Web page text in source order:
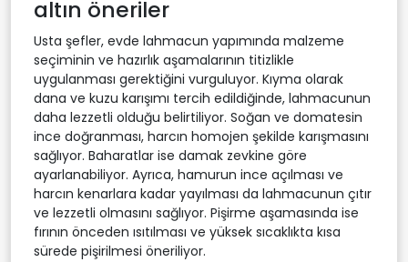
altın öneriler
Usta şefler, evde lahmacun yapımında malzeme
seçiminin ve hazırlık aşamalarının titizlikle
uygulanması gerektiğini vurguluyor. Kıyma olarak
dana ve kuzu karışımı tercih edildiğinde, lahmacunun
daha lezzetli olduğu belirtiliyor. Soğan ve domatesin
ince doğranması, harcın homojen şekilde karışmasını
sağlıyor. Baharatlar ise damak zevkine göre
ayarlanabiliyor. Ayrıca, hamurun ince açılması ve
harcın kenarlara kadar yayılması da lahmacunun çıtır
ve lezzetli olmasını sağlıyor. Pişirme aşamasında ise
fırının önceden ısıtılması ve yüksek sıcaklıkta kısa
sürede pişirilmesi öneriliyor.